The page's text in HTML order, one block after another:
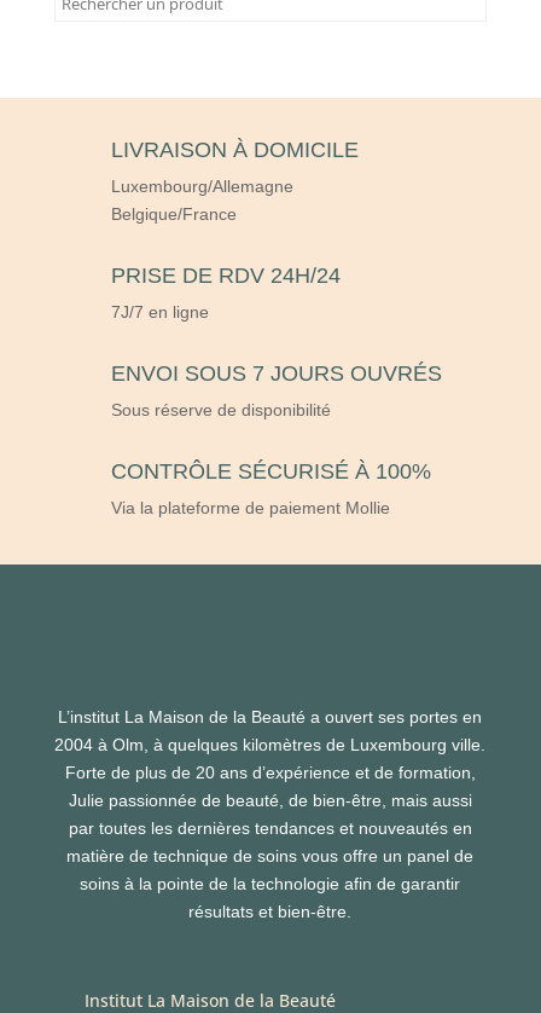
LIVRAISON À DOMICILE
Luxembourg/Allemagne
Belgique/France
PRISE DE RDV 24H/24
7J/7 en ligne
ENVOI SOUS 7 JOURS OUVRÉS
Sous réserve de disponibilité
CONTRÔLE SÉCURISÉ À 100%
Via la plateforme de paiement Mollie
L’institut La Maison de la Beauté a ouvert ses portes en
2004 à Olm, à quelques kilomètres de Luxembourg ville.
Forte de plus de 20 ans d’expérience et de formation,
Julie passionnée de beauté, de bien-être, mais aussi
par toutes les dernières tendances et nouveautés en
matière de technique de soins vous offre un panel de
soins à la pointe de la technologie afin de garantir
résultats et bien-être.
Institut La Maison de la Beauté